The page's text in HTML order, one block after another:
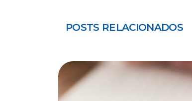
POSTS RELACIONADOS